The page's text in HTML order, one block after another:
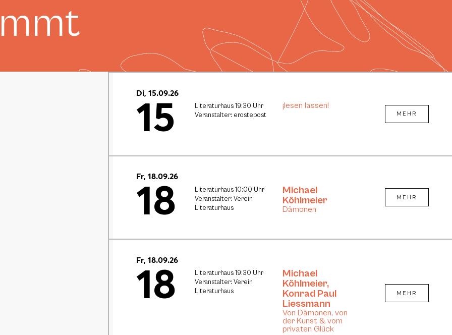
Di, 15.09.26
15
Literaturhaus 19:30 Uhr
Veranstalter: erostepost
¡lesen lassen!
MEHR
Fr, 18.09.26
18
Literaturhaus 10:00 Uhr
Veranstalter: Verein
Literaturhaus
Michael
Köhlmeier
Dämonen
MEHR
Fr, 18.09.26
18
Literaturhaus 19:30 Uhr
Veranstalter: Verein
Literaturhaus
Michael
Köhlmeier,
Konrad Paul
Liessmann
Von Dämonen, von
der Kunst & vom
privaten Glück
MEHR